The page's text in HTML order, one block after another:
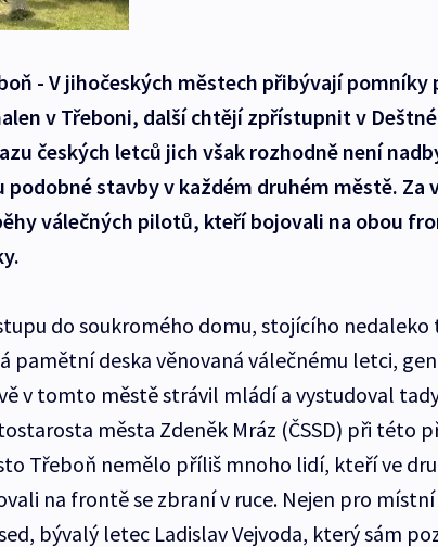
- V jihočeských městech přibývají
v Třeboni, další chtějí zpřístupnit v
českých letců jich však rozhodně není
podobné stavby v každém druhém městě. Za
válečných pilotů, kteří bojovali na obou
do soukromého domu, stojícího
pamětní deska věnovaná válečnému letci,
v tomto městě strávil mládí a vystudoval
města Zdeněk Mráz (ČSSD) při této
Třeboň nemělo příliš mnoho lidí, kteří ve
na frontě se zbraní v ruce. Nejen pro
bývalý letec Ladislav Vejvoda, který sám